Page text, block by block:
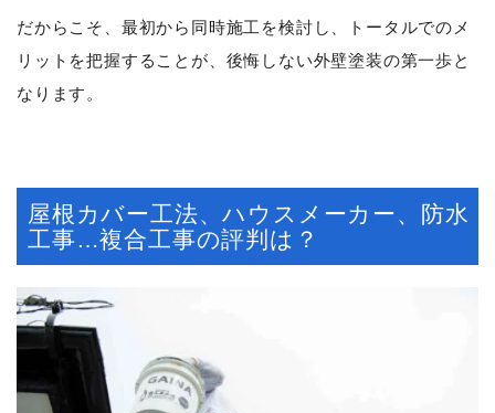
だからこそ、最初から同時施工を検討し、トータルでのメ
リットを把握することが、後悔しない外壁塗装の第一歩と
なります。
屋根カバー工法、ハウスメーカー、防水
工事…複合工事の評判は？